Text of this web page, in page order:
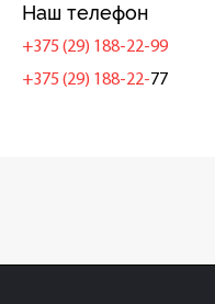
Наш телефон
+375 (29) 188-22-99
+375 (29) 188-22-77